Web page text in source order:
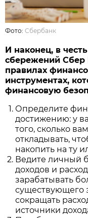
Фото:Сбербанк
И наконец, в
сбережений
правилах
инструментах,
финансовую
Определите
достижению: у
того, сколько
откладывать,
накопить на ту
Ведите личный
доходов и
зарабатывать
существующего
сокращать
источники